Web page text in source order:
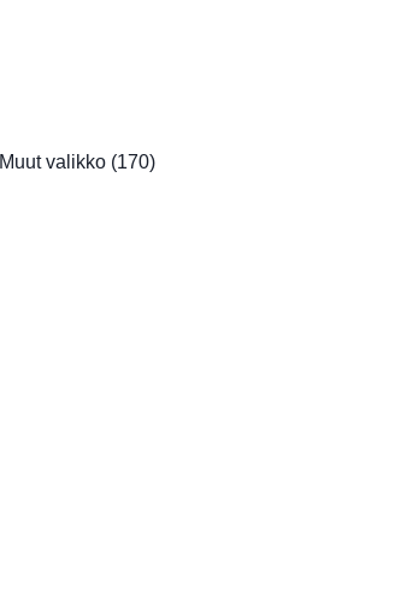
Muut valikko (170)